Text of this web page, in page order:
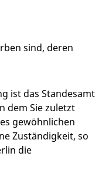
sind, deren
ist das Standesamt
dem Sie zuletzt
gewöhnlichen
Zuständigkeit, so
die